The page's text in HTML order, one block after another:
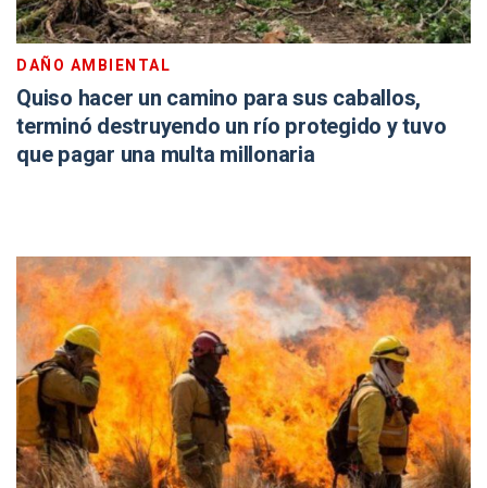
DAÑO AMBIENTAL
Quiso hacer un camino para sus caballos,
terminó destruyendo un río protegido y tuvo
que pagar una multa millonaria